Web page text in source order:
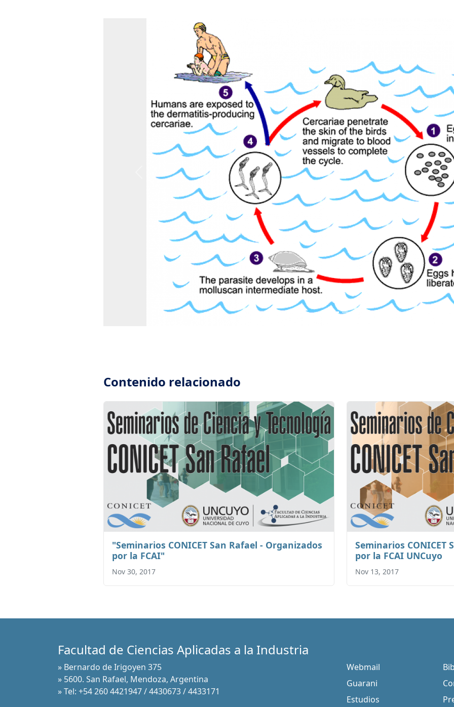
Ciclo
Previous
Contenido relacionado
"Seminarios CONICET San Rafael - Organizados
por la FCAI"
Nov 30, 2017
Seminarios CONICET
por la FCAI UNCuyo
Nov 13, 2017
Facultad de Ciencias Aplicadas a la Industria
» Bernardo de Irigoyen 375
» 5600. San Rafael, Mendoza, Argentina
» Tel: +54 260 4421947 / 4430673 / 4433171
Webmail
Guarani
Estudios